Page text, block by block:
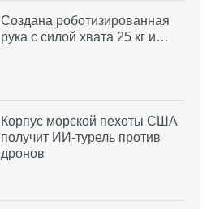
Создана роботизированная
рука с силой хвата 25 кг и…
Корпус морской пехоты США
получит ИИ-турель против
дронов